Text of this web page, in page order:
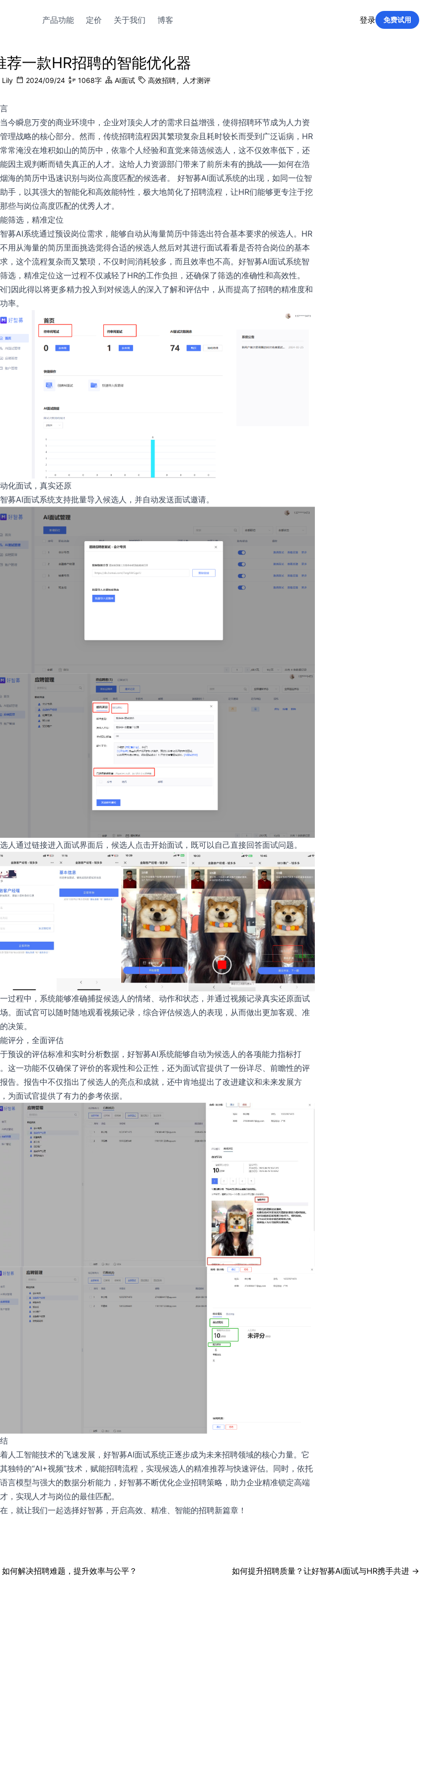
产品功能 定价 关于我们 博客 登录 免费试用
荐一款HR招聘的智能优化器
Lily 2024/09/24 1068字 AI面试 高效招聘, 人才测评
今瞬息万变的商业环境中，企业对顶尖人才的需求日益增强，使得招聘环节成为人力资
理战略的核心部分。然而，传统招聘流程因其繁琐复杂且耗时较长而受到广泛诟病，HR
常淹没在堆积如山的简历中，依靠个人经验和直觉来筛选候选人，这不仅效率低下，还
因主观判断而错失真正的人才。这给人力资源部门带来了前所未有的挑战——如何在浩
海的简历中迅速识别与岗位高度匹配的候选者。 好智募AI面试系统的出现，如同一位智
手，以其强大的智能化和高效能特性，极大地简化了招聘流程，让HR们能够更专注于挖
些与岗位高度匹配的优秀人才。
筛选，精准定位
募AI系统通过预设岗位需求，能够自动从海量简历中筛选出符合基本要求的候选人。HR
用从海量的简历里面挑选觉得合适的候选人然后对其进行面试看看是否符合岗位的基本
，这个流程复杂而又繁琐，不仅时间消耗较多，而且效率也不高。好智募AI面试系统智
选，精准定位这一过程不仅减轻了HR的工作负担，还确保了筛选的准确性和高效性。
们因此得以将更多精力投入到对候选人的深入了解和评估中，从而提高了招聘的精准度和
率。
化面试，真实还原
募AI面试系统支持批量导入候选人，并自动发送面试邀请。
人通过链接进入面试界面后，候选人点击开始面试，既可以自己直接回答面试问题。
过程中，系统能够准确捕捉候选人的情绪、动作和状态，并通过视频记录真实还原面试
。面试官可以随时随地观看视频记录，综合评估候选人的表现，从而做出更加客观、准
决策。
评分，全面评估
预设的评估标准和实时分析数据，好智募AI系统能够自动为候选人的各项能力指标打
这一功能不仅确保了评价的客观性和公正性，还为面试官提供了一份详尽、前瞻性的评
告。报告中不仅指出了候选人的亮点和成就，还中肯地提出了改进建议和未来发展方
为面试官提供了有力的参考依据。
人工智能技术的飞速发展，好智募AI面试系统正逐步成为未来招聘领域的核心力量。它
独特的“AI+视频”技术，赋能招聘流程，实现候选人的精准推荐与快速评估。同时，依托
言模型与强大的数据分析能力，好智募不断优化企业招聘策略，助力企业精准锁定高端
，实现人才与岗位的最佳匹配。
，就让我们一起选择好智募 ，开启高效、精准、智能的招聘新篇章！
如何解决招聘难题，提升效率与公平？ 如何提升招聘质量？让好智募AI面试与HR携手共进 →